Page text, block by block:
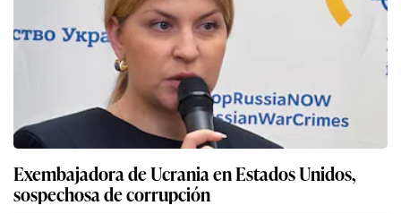
Exembajadora de Ucrania en Estados Unidos,
sospechosa de corrupción